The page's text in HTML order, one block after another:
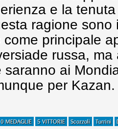
e la
ragione sono
principale
russa,
ai
per Kazan.
MEDAGLIE 5 VITTORIE Scozzoli Turrini